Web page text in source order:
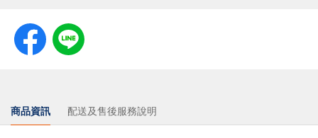
商品資訊 配送及售後服務說明